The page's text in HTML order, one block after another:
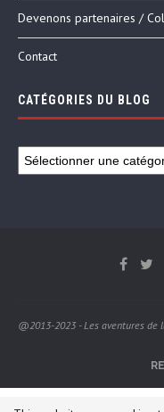
Devenons partenaires /
Contact
CATÉGORIES DU BLOG
@2013-2023 - Les aventures de